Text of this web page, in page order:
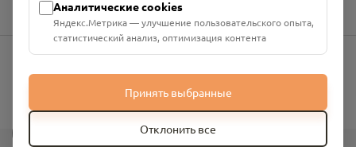
info@pomnim.online
Аналитические cookies
Яндекс.Метрика — улучшение пользовательского опыта,
статистический анализ, оптимизация контента
Принять выбранные
Отклонить все